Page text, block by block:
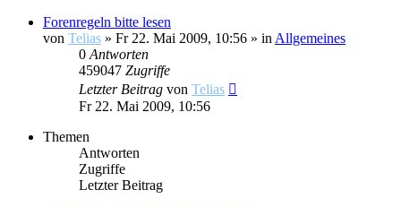
Forenregeln bitte lesen
von Telias » Fr 22. Mai 2009, 10:56 » in Allgemeines
0 Antworten
459047 Zugriffe
Letzter Beitrag von Telias
Fr 22. Mai 2009, 10:56
Themen
Antworten
Zugriffe
Letzter Beitrag